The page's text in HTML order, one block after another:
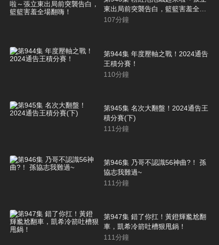
東出局前突襲告白，籃籃害羞全場
翻嗨！
107分鐘
第944集 年度壓軸之戰！2024通告
王積分賽！
110分鐘
第945集 名次大翻盤！2024通告王
積分賽(下)
111分鐘
第946集 乃哥不認識56神曲?！ 孫
協志我難過~
111分鐘
第947集 錯了你扛！黃鐙輝尷尬翻
車，凱希冷箭吐槽狠甩鍋！
111分鐘